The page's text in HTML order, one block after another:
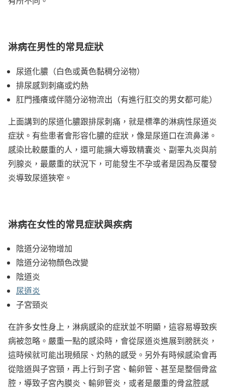
淋病在男性的常見症狀
尿道化膿（白色或黃色黏稠分泌物）
排尿感到刺痛或灼熱
肛門搔癢或伴隨分泌物流出（有進行肛交的男女都可能）
上面講到的尿道化膿跟排尿刺痛，就是標準的淋病性尿道炎
症狀。有些患者會形容化膿的症狀，像是尿道口在流鼻涕。
感染比較嚴重的人，還可能擴大導致精囊炎、副睪丸炎與前
列腺炎，最嚴重的狀況下，可能發生不孕或者是因為反覆發
炎導致尿道狹窄。
淋病在女性的常見症狀與疾病
陰道分泌物增加
陰道分泌物顏色改變
陰道炎
尿道炎
子宮頸炎
在許多女性身上，淋病感染的症狀並不明顯，這容易導致疾
病被忽略。嚴重一點的感染時，會從尿道炎進展到膀胱炎，
這時候就可能出現頻尿、灼熱的感受。另外有時候感染會再
從陰道與子宮頸，再上行到子宮、輸卵管、甚至是整個骨盆
腔，導致子宮內膜炎、輸卵管炎，或者是嚴重的骨盆腔感